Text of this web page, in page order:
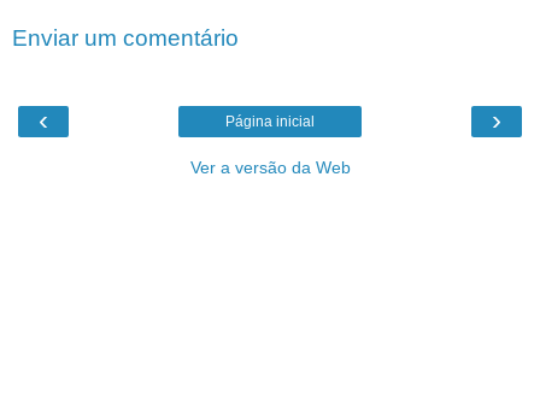
Enviar um comentário
‹ ›
Página inicial
Ver a versão da Web